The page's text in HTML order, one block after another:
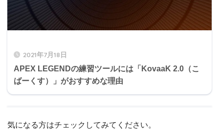
2021年7月18日
APEX LEGENDの練習ツールには「KovaaK 2.0（こ
ばーくす）」がおすすめな理由
気になる方はチェックしてみてください。